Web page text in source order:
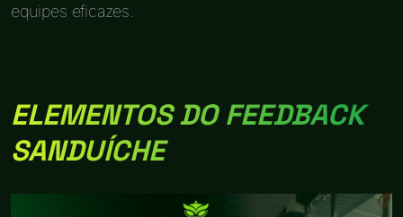
equipes eficazes.
ELEMENTOS DO FEEDBACK
SANDUÍCHE